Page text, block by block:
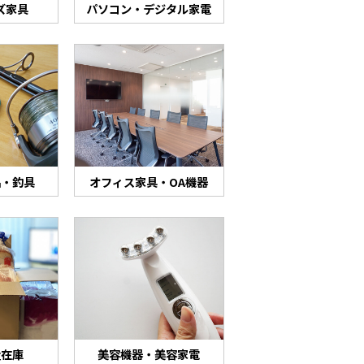
家具 パソコン・デジタル家電
釣具 オフィス家具・OA機器
庫 美容機器・美容家電